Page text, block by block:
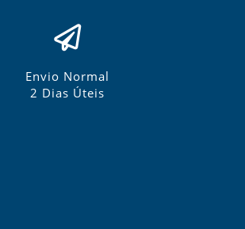
Envio Normal
2 Dias Úteis